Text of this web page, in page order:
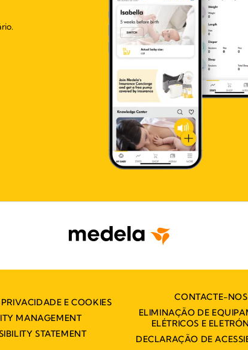
E COOKIES
MANAGEMENT
STATEMENT
CONTACTE-NOS
ELIMINAÇÃO DE
ELÉTRICOS E
DECLARAÇÃO DE